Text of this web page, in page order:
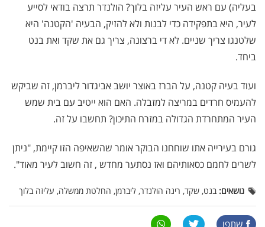
בעליה) עם ראש העיר עליזה בלוך? הולנדר תרצה בודאי לסייע
לעיר, היא בתפקידה כדי לבנות ולא להזיק, הבעיה 'הקטנה' היא
שלטנגו צריך שניים. לא די ברצונה, צריך גם את שקד ואת בנט
ביחד.
ועוד בעיה קטנה, על הברז באוצר יושב אביגדור ליברמן, זה שביקש
להעמיס חרדים במריצה למזבלה. האם הוא ייטיב עם בית שמש
העיר המתחרדת הגדולה במזרח התיכון? תחשבו על זה.
גורם בעירייה אתו שוחחנו הבוקר אומר שהשאיפה הזו קיימת, "ניתן
לשרים לחמם כסאותיהם ואז נסתער מחדש , זה חשוב לעיר מאוד".
נושאים: בנט, שקד, רינה הולנדר, ליברמן, החלטת ממשלה, עליזה בלוך
שתפו